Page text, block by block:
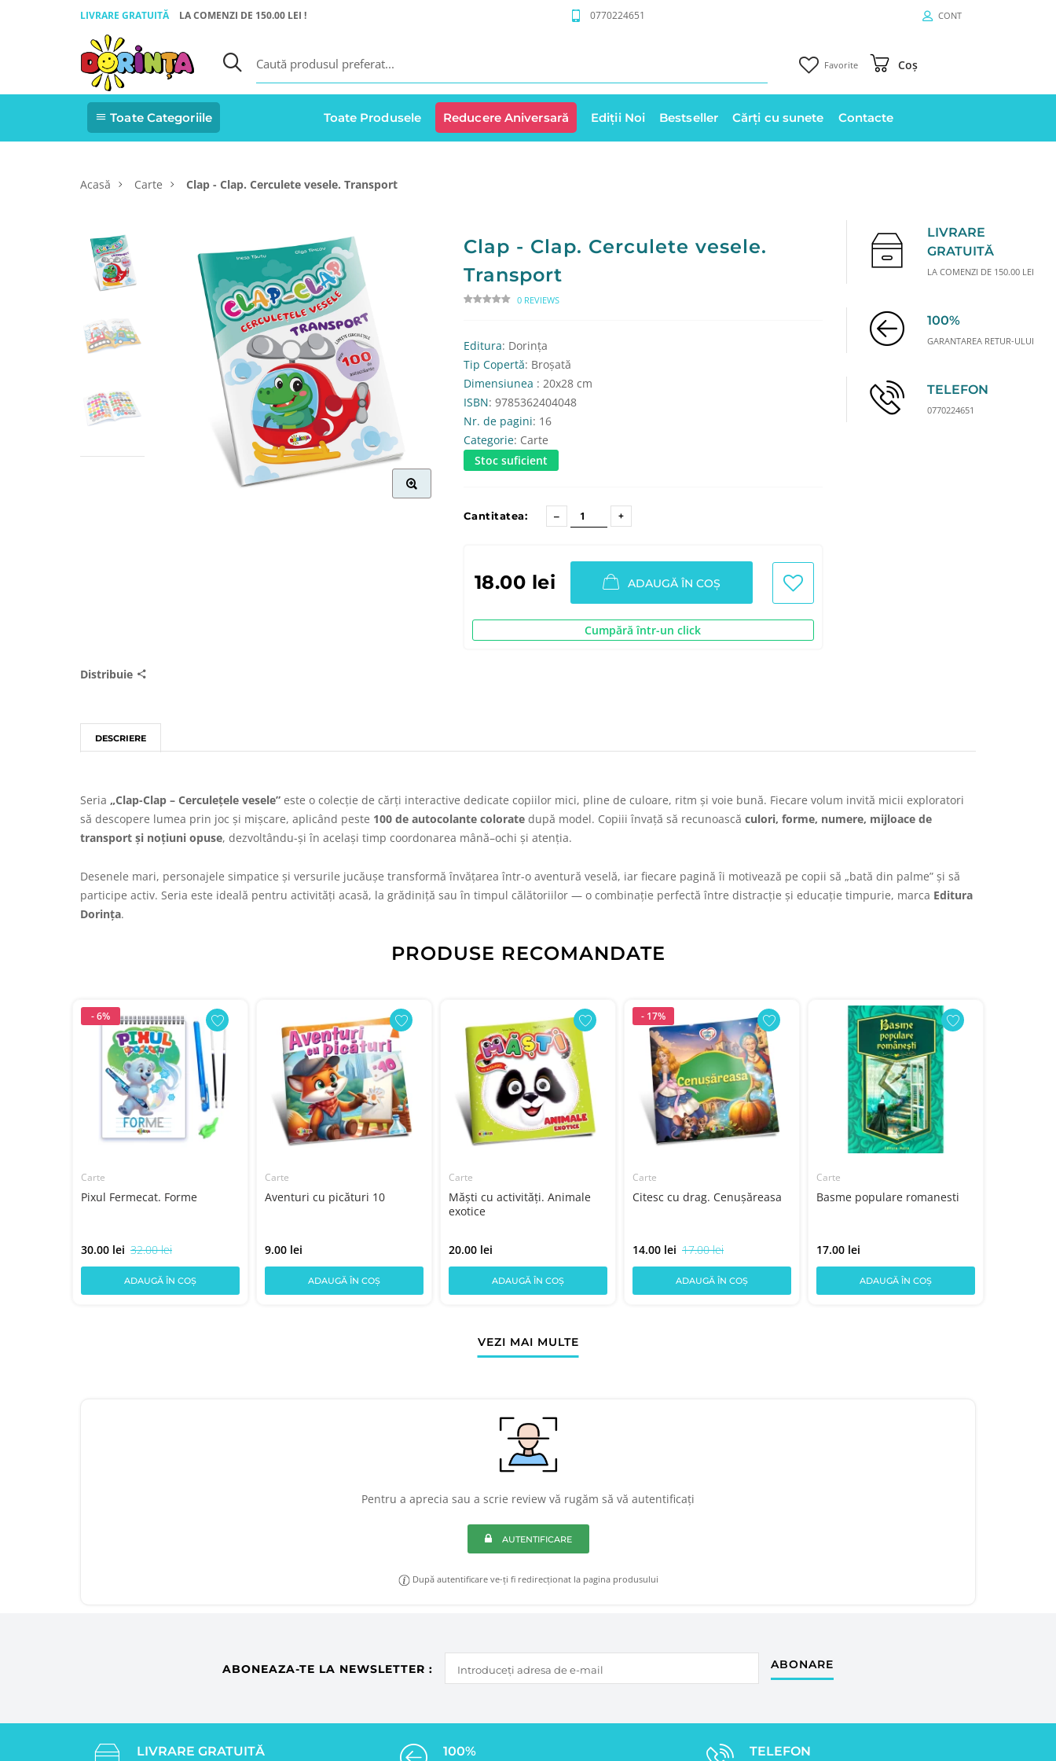
LIVRARE GRATUITĂ LA COMENZI DE 150.00 LEI ! 0770224651 CONT
Favorite Coș
Toate Categoriile Toate Produsele Reducere Aniversară Ediții Noi Bestseller Cărți cu sunete Contacte
Acasă Carte Clap - Clap. Cerculete vesele. Transport
Clap - Clap. Cerculete vesele.
Transport
0 REVIEWS
Editura: Dorința
Tip Copertă: Broșată
Dimensiunea : 20x28 cm
ISBN: 9785362404048
Nr. de pagini: 16
Categorie: Carte
Stoc suficient
Cantitatea:
18.00 lei ADAUGĂ ÎN COȘ
Cumpără într-un click
LIVRARE
GRATUITĂ
LA COMENZI DE 150.00 LEI
100%
GARANTAREA RETUR-ULUI
TELEFON
0770224651
Distribuie
DESCRIERE
Seria „Clap-Clap – Cerculеțele vesele” este o colecție de cărți interactive dedicate copiilor mici, pline de culoare, ritm și voie bună. Fiecare volum invită micii exploratori
să descopere lumea prin joc și mișcare, aplicând peste 100 de autocolante colorate după model. Copiii învață să recunoască culori, forme, numere, mijloace de
transport și noțiuni opuse, dezvoltându-și în același timp coordonarea mână–ochi și atenția.
Desenele mari, personajele simpatice și versurile jucăușe transformă învățarea într-o aventură veselă, iar fiecare pagină îi motivează pe copii să „bată din palme” și să
participe activ. Seria este ideală pentru activități acasă, la grădiniță sau în timpul călătoriilor — o combinație perfectă între distracție și educație timpurie, marca Editura
Dorința.
PRODUSE RECOMANDATE
- 6%
Carte
Pixul Fermecat. Forme
30.00 lei 32.00 lei
ADAUGĂ ÎN COȘ
Carte
Aventuri cu picături 10
9.00 lei
ADAUGĂ ÎN COȘ
Carte
Măști cu activități. Animale
exotice
20.00 lei
ADAUGĂ ÎN COȘ
- 17%
Carte
Citesc cu drag. Cenușăreasa
14.00 lei 17.00 lei
ADAUGĂ ÎN COȘ
Carte
Basme populare romanesti
17.00 lei
ADAUGĂ ÎN COȘ
VEZI MAI MULTE
Pentru a aprecia sau a scrie review vă rugăm să vă autentificați
AUTENTIFICARE
După autentificare ve-ți fi redirecționat la pagina produsului
ABONEAZA-TE LA NEWSLETTER : ABONARE
LIVRARE GRATUITĂ 100% TELEFON